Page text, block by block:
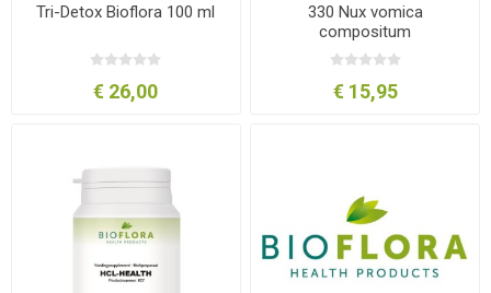
Tri-Detox Bioflora 100 ml
€ 26,00
330 Nux vomica
compositum
€ 15,95